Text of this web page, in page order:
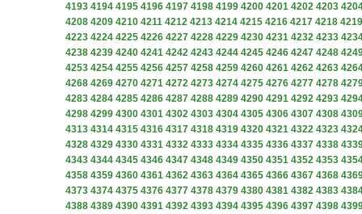
4193 4194 4195 4196 4197 4198 4199 4200 4201 4202 4203
4208 4209 4210 4211 4212 4213 4214 4215 4216 4217 4218 4219
4223 4224 4225 4226 4227 4228 4229 4230 4231 4232 4233
4238 4239 4240 4241 4242 4243 4244 4245 4246 4247 4248
4253 4254 4255 4256 4257 4258 4259 4260 4261 4262 4263
4268 4269 4270 4271 4272 4273 4274 4275 4276 4277 4278
4283 4284 4285 4286 4287 4288 4289 4290 4291 4292 4293
4298 4299 4300 4301 4302 4303 4304 4305 4306 4307 4308
4313 4314 4315 4316 4317 4318 4319 4320 4321 4322 4323
4328 4329 4330 4331 4332 4333 4334 4335 4336 4337 4338
4343 4344 4345 4346 4347 4348 4349 4350 4351 4352 4353
4358 4359 4360 4361 4362 4363 4364 4365 4366 4367 4368
4373 4374 4375 4376 4377 4378 4379 4380 4381 4382 4383
4388 4389 4390 4391 4392 4393 4394 4395 4396 4397 4398